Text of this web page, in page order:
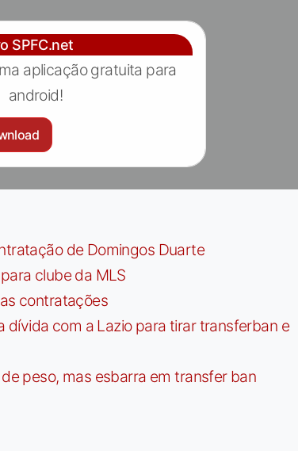
SPFC.net
aplicação gratuita para
android!
de Domingos Duarte
clube da MLS
contratações
dívida com a Lazio para tirar transferban e
peso, mas esbarra em transfer ban